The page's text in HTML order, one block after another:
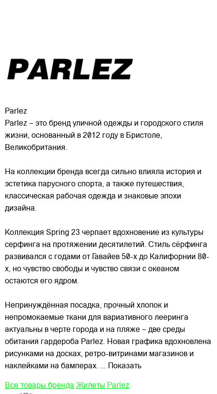
Parlez
Parlez – это бренд уличной одежды и городского стиля
жизни, основанный в 2012 году в Бристоле,
Великобритания.
На коллекции бренда всегда сильно влияла история и
эстетика парусного спорта, а также путешествия,
классическая рабочая одежда и знаковые эпохи
дизайна.
Коллекция Spring 23 черпает вдохновение из культуры
серфинга на протяжении десятилетий. Стиль сёрфинга
развивался с годами от Гавайев 50-х до Калифорнии 80-
х, но чувство свободы и чувство связи с океаном
остаются его ядром.
Непринуждённая посадка, прочный хлопок и
непромокаемые ткани для вариативного лееринга
актуальны в черте города и на пляже – две среды
обитания гардероба Parlez. Новая графика вдохновлена
рисунками на досках, ретро-витринами магазинов и
наклейками на бамперах. ... Показать
Все товары бренда Жилеты Parlez